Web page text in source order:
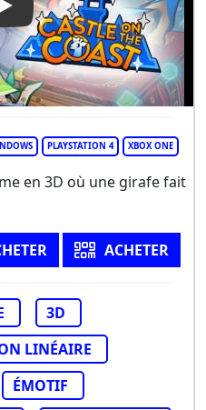
Play Video: Castle on the
PLAYSTATION 4 XBOX ONE
en 3D où une girafe fait
ACHETER
3D
LINÉAIRE
ÉMOTIF